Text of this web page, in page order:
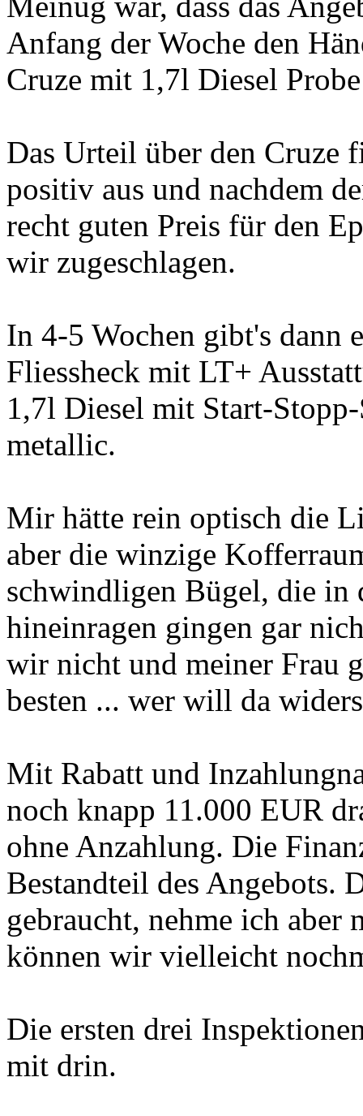
Anfang der Woche den
Cruze mit 1,7l Diesel
Das Urteil über den Cruze
positiv aus und nachdem
recht guten Preis für den
wir zugeschlagen.
In 4-5 Wochen gibt's dann
Fliessheck mit LT+
1,7l Diesel mit Start-
metallic.
Mir hätte rein optisch die
aber die winzige
schwindligen Bügel, die in
hineinragen gingen gar
wir nicht und meiner Frau
besten ... wer will da
Mit Rabatt und
noch knapp 11.000 EUR
ohne Anzahlung. Die
Bestandteil des Angebots.
gebraucht, nehme ich
können wir vielleicht
Die ersten drei
mit drin.